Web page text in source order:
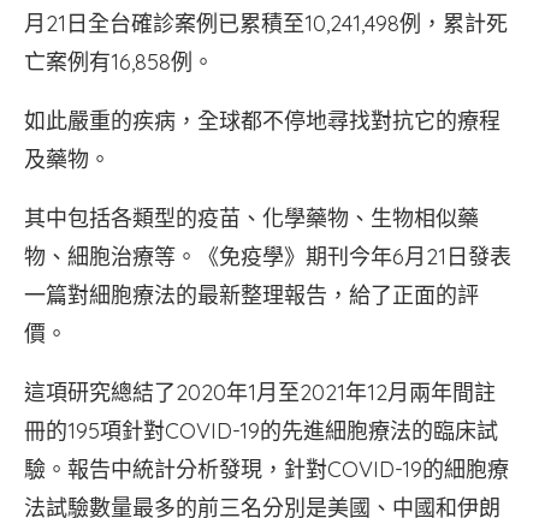
月21日全台確診案例已累積至10,241,498例，累計死
亡案例有16,858例。
如此嚴重的疾病，全球都不停地尋找對抗它的療程
及藥物。
其中包括各類型的疫苗、化學藥物、生物相似藥
物、細胞治療等。《免疫學》期刊今年6月21日發表
一篇對細胞療法的最新整理報告，給了正面的評
價。
這項研究總結了2020年1月至2021年12月兩年間註
冊的195項針對COVID-19的先進細胞療法的臨床試
驗。報告中統計分析發現，針對COVID-19的細胞療
法試驗數量最多的前三名分別是美國、中國和伊朗